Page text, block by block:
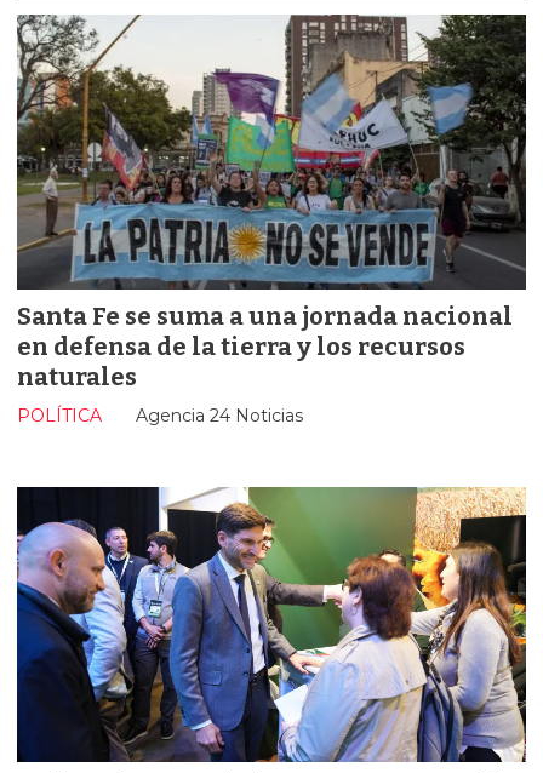
Santa Fe se suma a una jornada nacional
en defensa de la tierra y los recursos
naturales
Agencia 24 Noticias
POLÍTICA